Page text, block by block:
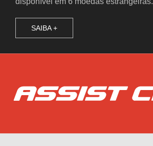
SAIBA +